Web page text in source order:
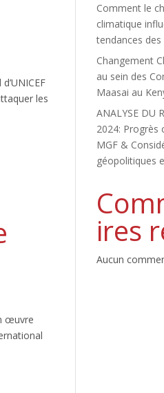
les
œuvre
Comment le
climatique
tendances des
Changement
au sein des
Maasai au
ANALYSE DU
2024: Progrès
MGF &
géopolitiques
ires
Aucun